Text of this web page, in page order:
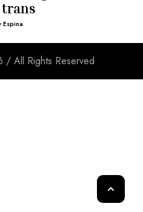
Espina
/ All Rights Reserved